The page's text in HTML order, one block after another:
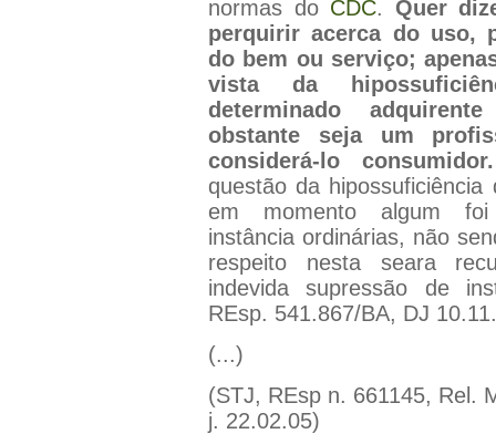
normas do CDC. Quer
perquirir acerca do uso,
do bem ou serviço;
vista da
determinado
obstante seja um
considerá-lo consumidor.
questão da
em momento algum foi
instância ordinárias, não
respeito nesta seara
indevida supressão de
REsp. 541.867/BA, DJ
(...)
(STJ, REsp n. 661145, Rel.
j. 22.02.05)